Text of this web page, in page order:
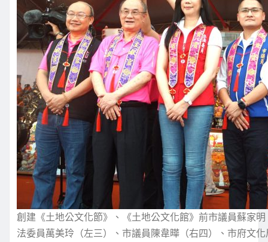
創建《土地公文化節》、《土地公文化館》前市議員蘇家
法委員萬美玲（左三）、市議員陳韋曄（右四）、市府文